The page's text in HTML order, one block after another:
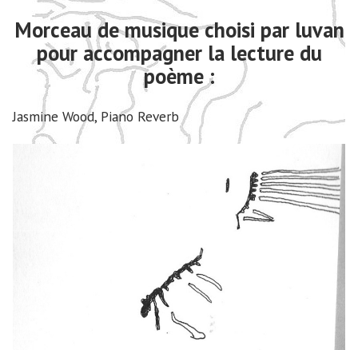
Morceau de musique choisi par luvan
pour accompagner la lecture du
poème :
Jasmine Wood, Piano Reverb